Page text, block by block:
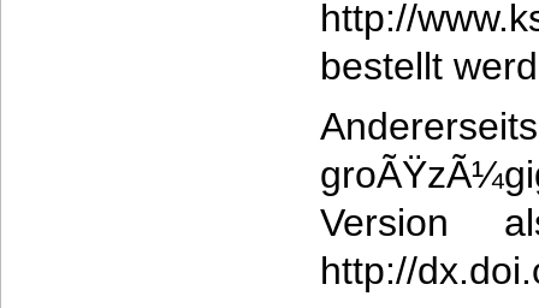
http://
bestellt
Version
http://